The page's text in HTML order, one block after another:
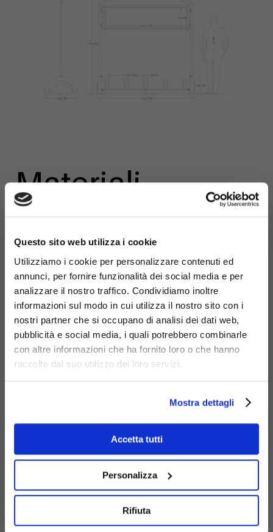
Questo sito web utilizza i cookie
Utilizziamo i cookie per personalizzare contenuti ed
annunci, per fornire funzionalità dei social media e per
analizzare il nostro traffico. Condividiamo inoltre
informazioni sul modo in cui utilizza il nostro sito con i
nostri partner che si occupano di analisi dei dati web,
pubblicità e social media, i quali potrebbero combinarle
con altre informazioni che ha fornito loro o che hanno
raccolto dal suo utilizzo dei loro servizi.
Mostra dettagli
Accetta tutti
Personalizza
Rifiuta
Materiali
Acciaio
zincato
Correlati
dedicata a una
prodotti pensati
completare la tua
Portabici
Pireo 5 posti
308